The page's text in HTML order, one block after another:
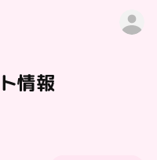
情報